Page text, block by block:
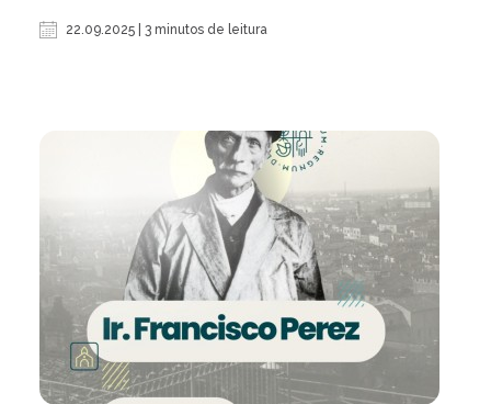
22.09.2025 | 3 minutos de leitura